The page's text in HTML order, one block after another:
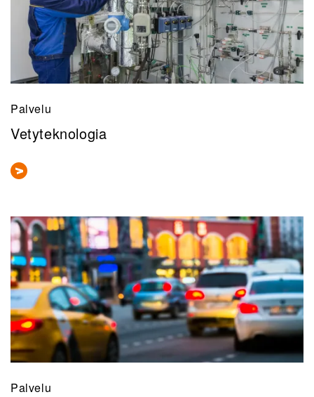
Palvelu
Vetyteknologia
Palvelu